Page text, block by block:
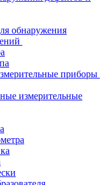
обнаружения
приборы
измерительные